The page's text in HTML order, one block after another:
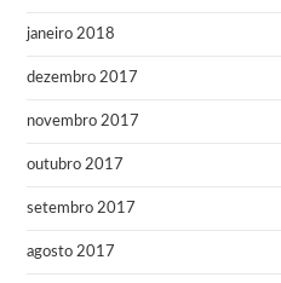
janeiro 2018
dezembro 2017
novembro 2017
outubro 2017
setembro 2017
agosto 2017